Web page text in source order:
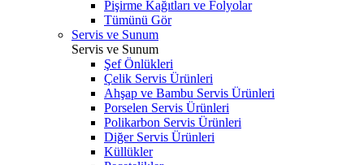
Pişirme Kağıtları ve Folyolar
Tümünü Gör
Servis ve Sunum
Servis ve Sunum
Şef Önlükleri
Çelik Servis Ürünleri
Ahşap ve Bambu Servis Ürünleri
Porselen Servis Ürünleri
Polikarbon Servis Ürünleri
Diğer Servis Ürünleri
Küllükler